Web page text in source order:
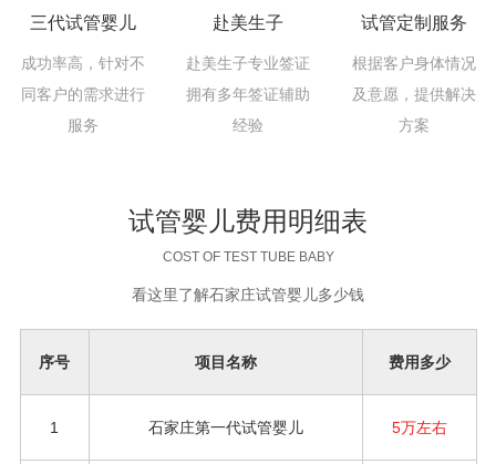
三代试管婴儿
成功率高，针对不
同客户的需求进行
服务
赴美生子
赴美生子专业签证
拥有多年签证辅助
经验
试管定制服务
根据客户身体情况
及意愿，提供解决
方案
试管婴儿费用明细表
COST OF TEST TUBE BABY
看这里了解石家庄试管婴儿多少钱
序号 项目名称 费用多少
1 石家庄第一代试管婴儿 5万左右